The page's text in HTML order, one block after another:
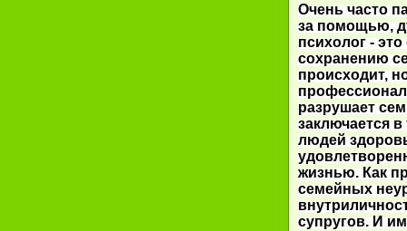
Очень часто
за помощью,
психолог -
сохранению
происходит,
разрушает
заключается
людей
жизнью. Как
семейных
супругов. И